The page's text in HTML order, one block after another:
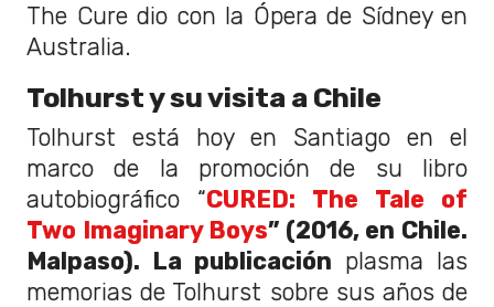
The Cure dio con la Ópera de Sídney en
Australia.
Tolhurst y su visita a Chile
Tolhurst está hoy en Santiago en el
marco de la promoción de su libro
autobiográfico “CURED: The Tale of
Two Imaginary Boys” (2016, en Chile.
Malpaso). La publicación plasma las
memorias de Tolhurst sobre sus años de